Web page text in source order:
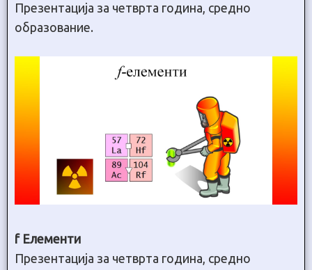
Презентација за четврта година, средно
образование.
f Елементи
Презентација за четврта година, средно